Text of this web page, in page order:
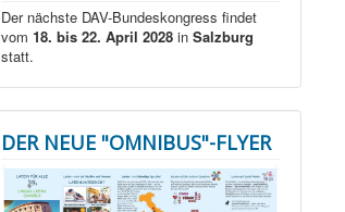
Der nächste DAV-Bundeskongress findet
vom18. bis 22. April 2028 inSalzburg
statt.
DER NEUE "OMNIBUS"-FLYER